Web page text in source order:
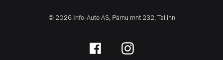
© 2026 Info-Auto AS, Pärnu mnt 232, Tallinn